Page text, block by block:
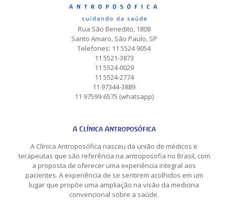
Rua São Benedito, 1808
Santo Amaro, São Paulo, SP
Telefones: 11 5524 9054
11 5521-3873
11 5524-0029
11 5524-2774
11 97344-3889
11 97599-6575 (whatsapp)
A Clínica Antroposófica
A Clínica Antroposófica nasceu da união de médicos e
terapeutas que são referência na antroposofia no Brasil, com
a proposta de oferecer uma experiência integral aos
pacientes. A experiência de se sentirem acolhidos em um
lugar que propõe uma ampliação na visão da medicina
convencional sobre a saúde.